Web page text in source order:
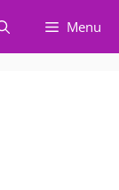
Menu